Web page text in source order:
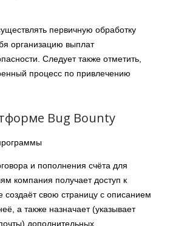
первичную обработку
организацию выплат
Следует также отметить,
процесс по привлечению
Bug Bounty
и пополнения счёта для
компания получает доступ к
создаёт свою страницу с описанием
а также назначает (указывает
дополнительных